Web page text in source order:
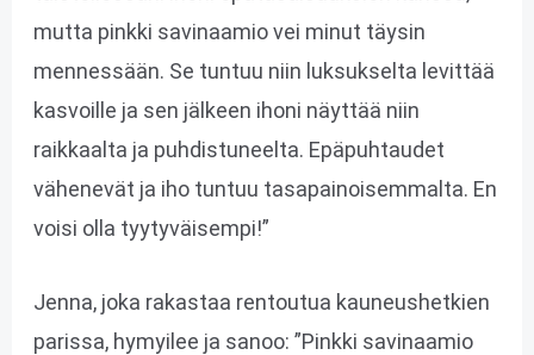
mutta pinkki savinaamio vei minut täysin
mennessään. Se tuntuu niin luksukselta levittää
kasvoille ja sen jälkeen ihoni näyttää niin
raikkaalta ja puhdistuneelta. Epäpuhtaudet
vähenevät ja iho tuntuu tasapainoisemmalta. En
voisi olla tyytyväisempi!”
Jenna, joka rakastaa rentoutua kauneushetkien
parissa, hymyilee ja sanoo: ”Pinkki savinaamio